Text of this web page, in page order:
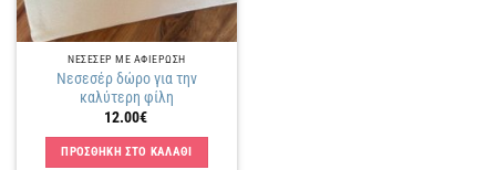
ΝΕΣΕΣΕΡ ΜΕ ΑΦΙΕΡΩΣΗ
Νεσεσέρ δώρο για την
καλύτερη φίλη
12.00€
ΠΡΟΣΘΗΚΗ ΣΤΟ ΚΑΛΑΘΙ